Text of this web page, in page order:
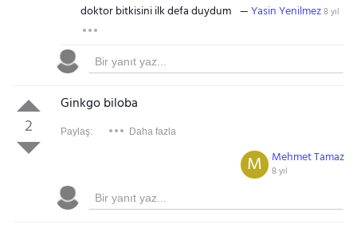
doktor bitkisini ilk defa duydum Yasin Yenilmez8 yıl
2
Ginkgo biloba
Paylaş: Daha fazla
Mehmet Tamaz
8 yıl
M